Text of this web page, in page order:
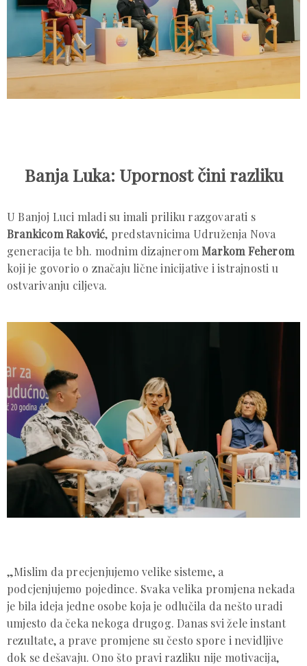
Banja Luka: Upornost čini razliku
U Banjoj Luci mladi su imali priliku razgovarati s
Brankicom Raković, predstavnicima Udruženja Nova
generacija te bh. modnim dizajneromMarkom Feherom
koji je govorio o značaju lične inicijative i istrajnosti u
ostvarivanju ciljeva.
„Mislim da precjenjujemo velike sisteme, a
podcjenjujemo pojedince. Svaka velika promjena nekada
je bila ideja jedne osobe koja je odlučila da nešto uradi
umjesto da čeka nekoga drugog. Danas svi žele instant
rezultate, a prave promjene su često spore i nevidljive
dok se dešavaju. Ono što pravi razliku nije motivacija,